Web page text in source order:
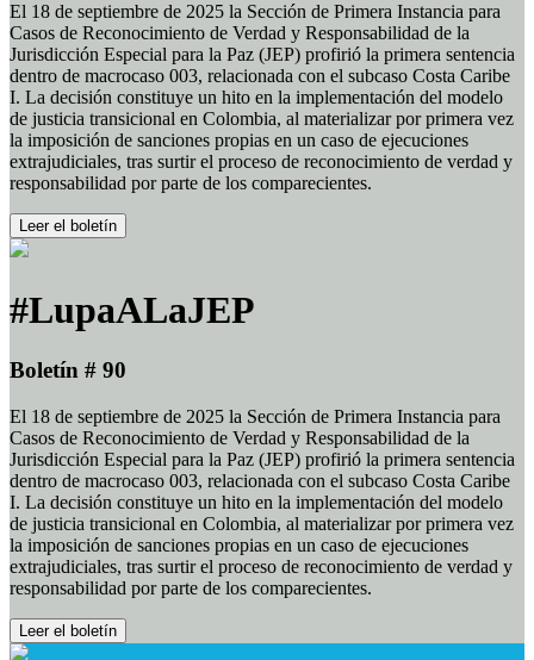
El 18 de septiembre de 2025 la Sección de Primera Instancia para
Casos de Reconocimiento de Verdad y Responsabilidad de la
Jurisdicción Especial para la Paz (JEP) profirió la primera sentencia
dentro de macrocaso 003, relacionada con el subcaso Costa Caribe
I. La decisión constituye un hito en la implementación del modelo
de justicia transicional en Colombia, al materializar por primera vez
la imposición de sanciones propias en un caso de ejecuciones
extrajudiciales, tras surtir el proceso de reconocimiento de verdad y
responsabilidad por parte de los comparecientes.
Leer el boletín
#LupaALaJEP
Boletín # 90
El 18 de septiembre de 2025 la Sección de Primera Instancia para
Casos de Reconocimiento de Verdad y Responsabilidad de la
Jurisdicción Especial para la Paz (JEP) profirió la primera sentencia
dentro de macrocaso 003, relacionada con el subcaso Costa Caribe
I. La decisión constituye un hito en la implementación del modelo
de justicia transicional en Colombia, al materializar por primera vez
la imposición de sanciones propias en un caso de ejecuciones
extrajudiciales, tras surtir el proceso de reconocimiento de verdad y
responsabilidad por parte de los comparecientes.
Leer el boletín